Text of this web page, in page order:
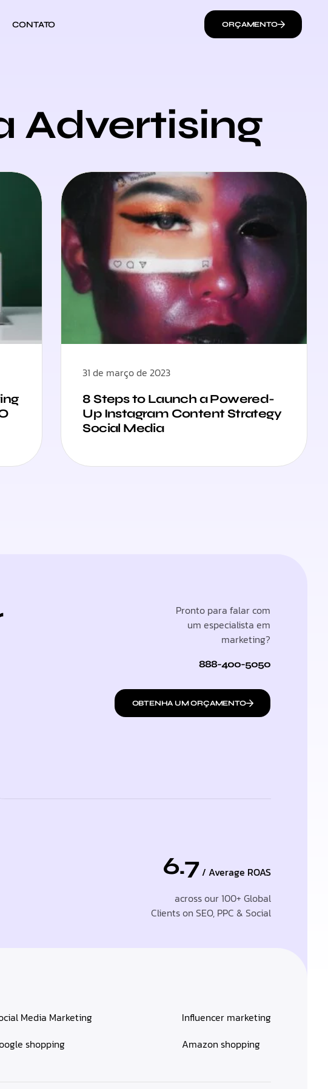
CONTATO ORÇAMENTO
Advertising
31 de março de 2023
8 Steps to Launch a Powered-
Up Instagram Content Strategy
Social Media
Pronto para falar com
um especialista em
marketing?
888-400-5050
OBTENHA UM ORÇAMENTO
6.7 / Average ROAS
across our 100+ Global
Clients on SEO, PPC & Social
Media Marketing
shopping
Influencer marketing
Amazon shopping